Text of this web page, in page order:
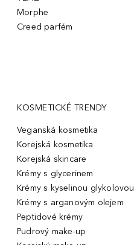
Morphe
Creed parfém
KOSMETICKÉ TRENDY
Veganská kosmetika
Korejská kosmetika
Korejská skincare
Krémy s glycerinem
Krémy s kyselinou glykolovou
Krémy s arganovým olejem
Peptidové krémy
Pudrový make-up